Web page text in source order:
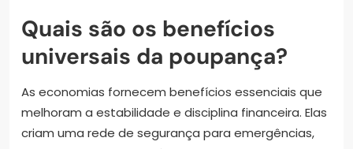
Quais são os benefícios
universais da poupança?
As economias fornecem benefícios essenciais que
melhoram a estabilidade e disciplina financeira. Elas
criam uma rede de segurança para emergências,